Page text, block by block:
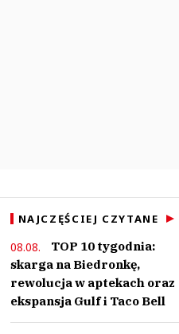
NAJCZĘŚCIEJ CZYTANE
08.08.
TOP 10 tygodnia:
skarga na Biedronkę,
rewolucja w aptekach oraz
ekspansja Gulf i Taco Bell